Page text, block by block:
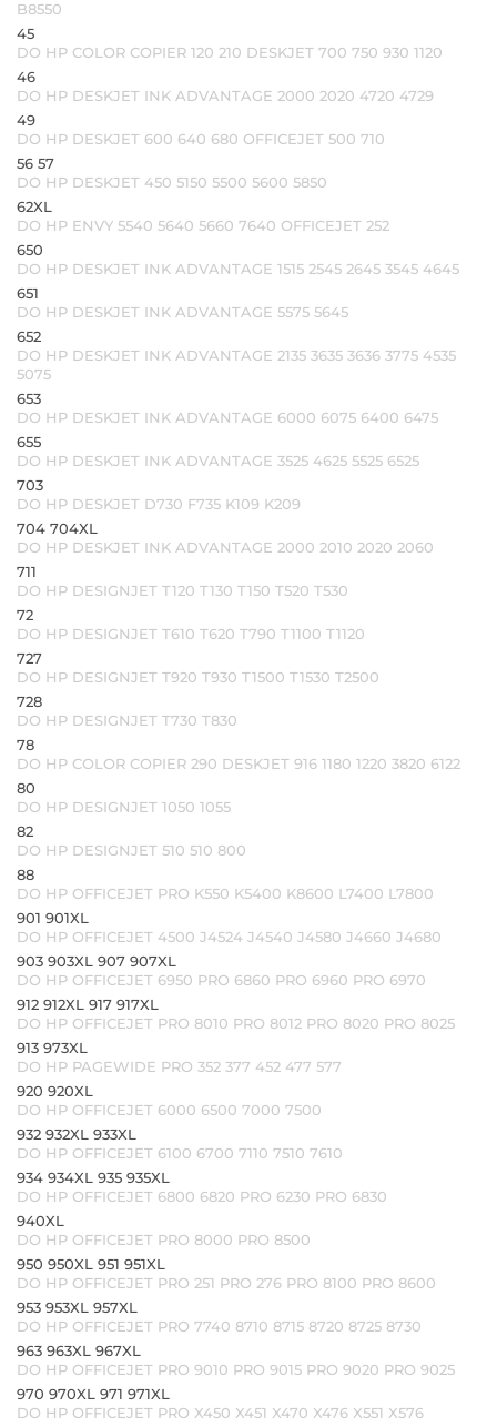
B8550
45
DO HP COLOR COPIER 120 210 DESKJET 700 750 930 1120
46
DO HP DESKJET INK ADVANTAGE 2000 2020 4720 4729
49
DO HP DESKJET 600 640 680 OFFICEJET 500 710
56 57
DO HP DESKJET 450 5150 5500 5600 5850
62XL
DO HP ENVY 5540 5640 5660 7640 OFFICEJET 252
650
DO HP DESKJET INK ADVANTAGE 1515 2545 2645 3545 4645
651
DO HP DESKJET INK ADVANTAGE 5575 5645
652
DO HP DESKJET INK ADVANTAGE 2135 3635 3636 3775 4535
5075
653
DO HP DESKJET INK ADVANTAGE 6000 6075 6400 6475
655
DO HP DESKJET INK ADVANTAGE 3525 4625 5525 6525
703
DO HP DESKJET D730 F735 K109 K209
704 704XL
DO HP DESKJET INK ADVANTAGE 2000 2010 2020 2060
711
DO HP DESIGNJET T120 T130 T150 T520 T530
72
DO HP DESIGNJET T610 T620 T790 T1100 T1120
727
DO HP DESIGNJET T920 T930 T1500 T1530 T2500
728
DO HP DESIGNJET T730 T830
78
DO HP COLOR COPIER 290 DESKJET 916 1180 1220 3820 6122
80
DO HP DESIGNJET 1050 1055
82
DO HP DESIGNJET 510 510 800
88
DO HP OFFICEJET PRO K550 K5400 K8600 L7400 L7800
901 901XL
DO HP OFFICEJET 4500 J4524 J4540 J4580 J4660 J4680
903 903XL 907 907XL
DO HP OFFICEJET 6950 PRO 6860 PRO 6960 PRO 6970
912 912XL 917 917XL
DO HP OFFICEJET PRO 8010 PRO 8012 PRO 8020 PRO 8025
913 973XL
DO HP PAGEWIDE PRO 352 377 452 477 577
920 920XL
DO HP OFFICEJET 6000 6500 7000 7500
932 932XL 933XL
DO HP OFFICEJET 6100 6700 7110 7510 7610
934 934XL 935 935XL
DO HP OFFICEJET 6800 6820 PRO 6230 PRO 6830
940XL
DO HP OFFICEJET PRO 8000 PRO 8500
950 950XL 951 951XL
DO HP OFFICEJET PRO 251 PRO 276 PRO 8100 PRO 8600
953 953XL 957XL
DO HP OFFICEJET PRO 7740 8710 8715 8720 8725 8730
963 963XL 967XL
DO HP OFFICEJET PRO 9010 PRO 9015 PRO 9020 PRO 9025
970 970XL 971 971XL
DO HP OFFICEJET PRO X450 X451 X470 X476 X551 X576